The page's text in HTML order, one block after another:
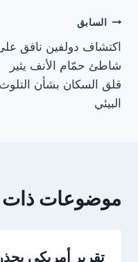
تصفّح
المقالات
السابق
اكتشاف دولفين نافق
شاطئ حمّام الأنف يثير
قلق السكان بشأن التلوث
البيئي
موضوعات
تقرير أمريكي